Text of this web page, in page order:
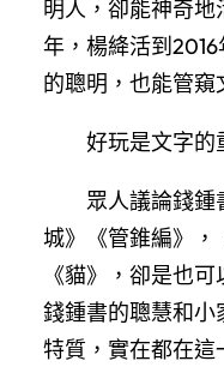
明人，卻能神奇
年，楊絳活到
的聰明，也能管窺
好玩是文字的
眾人議論錢鍾
城》《管錐編》，
《貓》，卻是也
錢鍾書的聰慧和小
特質，實在都在這